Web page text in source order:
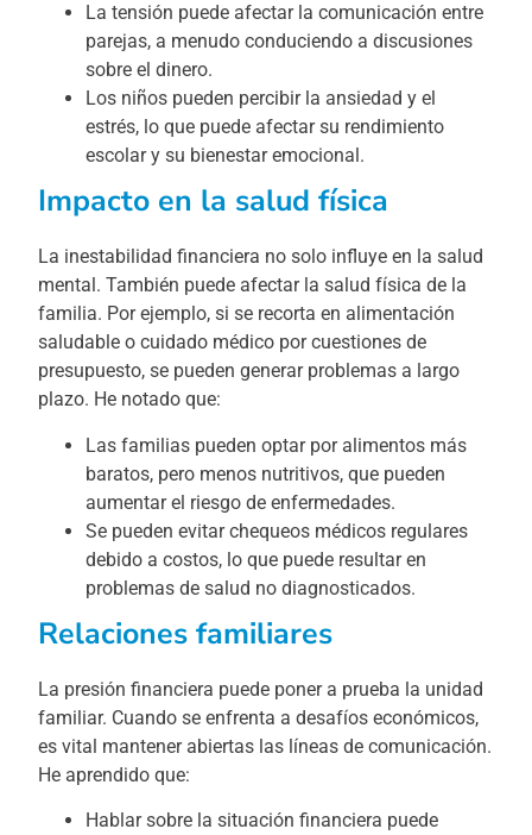
La tensión puede afectar la comunicación entre
parejas, a menudo conduciendo a discusiones
sobre el dinero.
Los niños pueden percibir la ansiedad y el
estrés, lo que puede afectar su rendimiento
escolar y su bienestar emocional.
Impacto en la salud física
La inestabilidad financiera no solo influye en la salud
mental. También puede afectar la salud física de la
familia. Por ejemplo, si se recorta en alimentación
saludable o cuidado médico por cuestiones de
presupuesto, se pueden generar problemas a largo
plazo. He notado que:
Las familias pueden optar por alimentos más
baratos, pero menos nutritivos, que pueden
aumentar el riesgo de enfermedades.
Se pueden evitar chequeos médicos regulares
debido a costos, lo que puede resultar en
problemas de salud no diagnosticados.
Relaciones familiares
La presión financiera puede poner a prueba la unidad
familiar. Cuando se enfrenta a desafíos económicos,
es vital mantener abiertas las líneas de comunicación.
He aprendido que:
Hablar sobre la situación financiera puede